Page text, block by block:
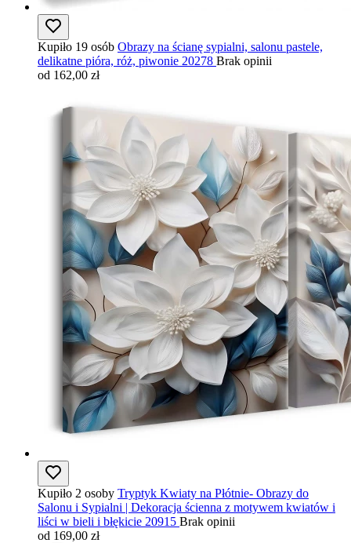
Kupiło 19 osób Obrazy na ścianę sypialni, salonu pastele,
delikatne pióra, róż, piwonie 20278 Brak opinii
od 162,00 zł
Kupiło 2 osoby Tryptyk Kwiaty na Płótnie- Obrazy do
Salonu i Sypialni | Dekoracja ścienna z motywem kwiatów i
liści w bieli i błękicie 20915 Brak opinii
od 169,00 zł